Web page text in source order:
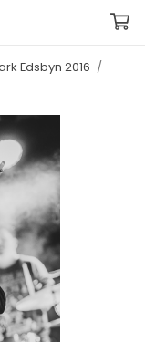
Edsbyn 2016 /